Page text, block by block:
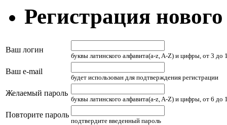
Регистрация
Ваш логин
буквы латинского алфавита(a-z, A-Z) и цифры, от 3 до
Ваш e-mail
будет использован для подтверждения регистрации
Желаемый пароль
буквы латинского алфавита(a-z, A-Z) и цифры, от 6 до
Повторите пароль
подтвердите введенный пароль